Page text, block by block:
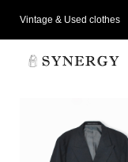
Vintage & Used clothes